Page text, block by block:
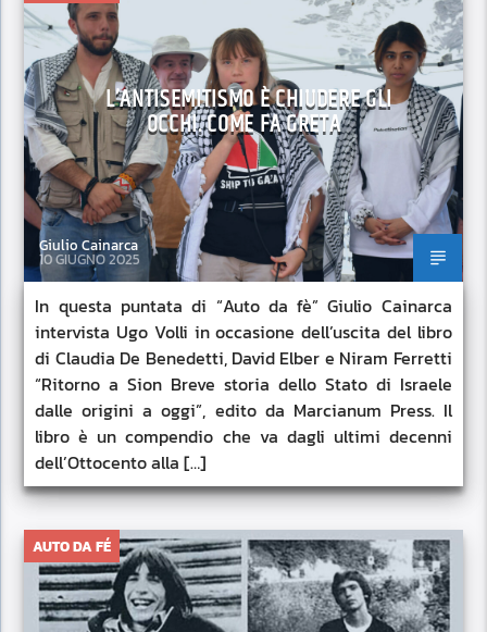
L’ANTISEMITISMO È CHIUDERE GLI
OCCHI. COME FA GRETA
Giulio Cainarca
10 GIUGNO 2025
In questa puntata di “Auto da fè” Giulio Cainarca
intervista Ugo Volli in occasione dell’uscita del libro
di Claudia De Benedetti, David Elber e Niram Ferretti
“Ritorno a Sion Breve storia dello Stato di Israele
dalle origini a oggi”, edito da Marcianum Press. Il
libro è un compendio che va dagli ultimi decenni
dell’Ottocento alla […]
AUTO DA FÉ